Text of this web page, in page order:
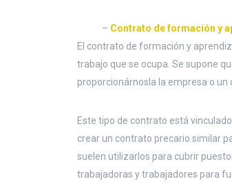
– Contrato de formación y
El contrato de formación y
trabajo que se ocupa. Se supone
proporcionárnosla la empresa o un
Este tipo de contrato está
crear un contrato precario similar
suelen utilizarlos para cubrir
trabajadoras y trabajadores para